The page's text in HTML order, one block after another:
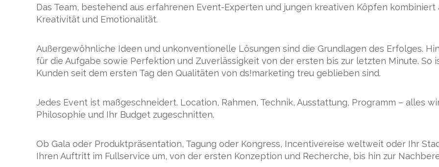
Das Team, bestehend aus erfahrenen Event-Experten und jungen kreativen Köpfen
Kreativität und Emotionalität.
Außergewöhnliche Ideen und unkonventionelle Lösungen sind die Grundlagen des Erfolges.
für die Aufgabe sowie Perfektion und Zuverlässigkeit von der ersten bis zur letzten Minute. So
Kunden seit dem ersten Tag den Qualitäten von ds!marketing treu geblieben sind.
Jedes Event ist maßgeschneidert. Location, Rahmen, Technik, Ausstattung, Programm – alles
Philosophie und Ihr Budget zugeschnitten.
Ob Gala oder Produktpräsentation, Tagung oder Kongress, Incentivereise weltweit oder Ihr
Ihren Auftritt im Fullservice um, von der ersten Konzeption und Recherche, bis hin zur